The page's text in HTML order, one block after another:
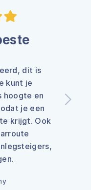
dit is
kunt je
hoogte en
je een
krijgt. Ook